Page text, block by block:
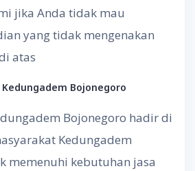
jika Anda tidak mau
yang tidak mengenakan
atas
Kedungadem Bojonegoro
Bojonegoro hadir di
Kedungadem
memenuhi kebutuhan jasa